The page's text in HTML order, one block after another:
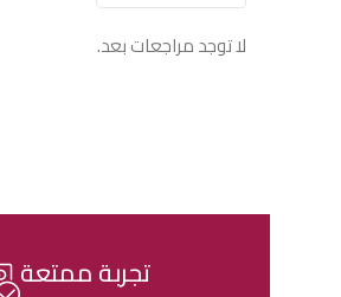
لا توجد مراجعات بعد.
تجربة ممتعة